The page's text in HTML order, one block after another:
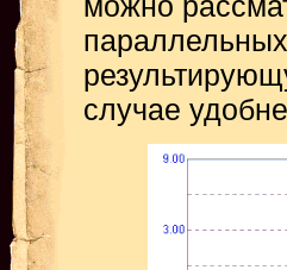
случае